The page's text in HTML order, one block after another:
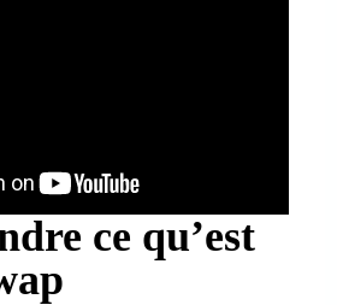
ce qu’est